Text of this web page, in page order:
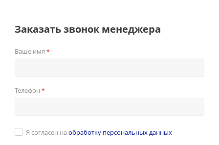
Заказать звонок менеджера
Ваше имя *
Телефон *
Я согласен на обработку персональных данных